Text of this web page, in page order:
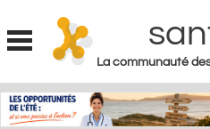
Jump to
La communauté
MON COMPTE